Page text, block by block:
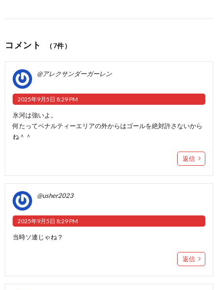
コメント （7件）
@アレクサンダーガーレン
2025年9月5日 8:29 PM
氷河は強いよ。
何たってペナルティーエリアの外からはゴールを絶対許さないから
ね＾＾
返信
@usher2023
2025年9月5日 8:29 PM
当時ソ連じゃね？
返信